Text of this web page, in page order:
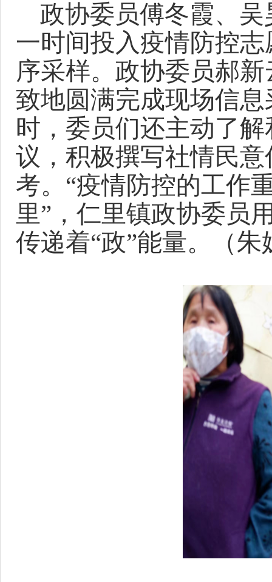
政协委员傅冬霞、吴
一时间投入疫情防控志
序采样。 政协委员郝新
致地圆满完成现场信
时，委员们还主动了
议，积极撰写社情民
考。 “疫情防控的工作
里”， 仁里镇政协委员
传递着“政”能量。
（